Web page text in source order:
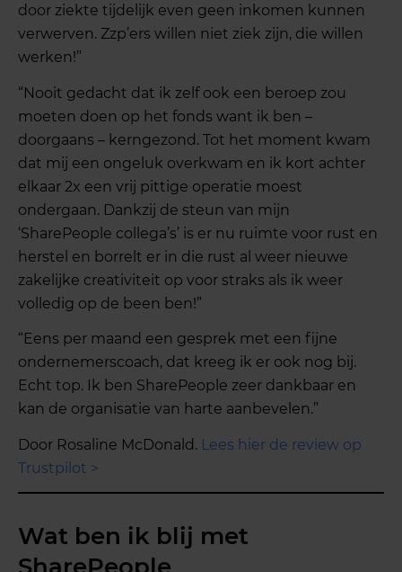
door ziekte tijdelijk even geen inkomen kunnen
verwerven. Zzp’ers willen niet ziek zijn, die willen
werken!”
“Nooit gedacht dat ik zelf ook een beroep zou
moeten doen op het fonds want ik ben –
doorgaans – kerngezond. Tot het moment kwam
dat mij een ongeluk overkwam en ik kort achter
elkaar 2x een vrij pittige operatie moest
ondergaan. Dankzij de steun van mijn
‘SharePeople collega’s’ is er nu ruimte voor rust en
herstel en borrelt er in die rust al weer nieuwe
zakelijke creativiteit op voor straks als ik weer
volledig op de been ben!”
“Eens per maand een gesprek met een fijne
ondernemerscoach, dat kreeg ik er ook nog bij.
Echt top. Ik ben SharePeople zeer dankbaar en
kan de organisatie van harte aanbevelen.”
Door Rosaline McDonald. Lees hier de review op
Trustpilot >
Wat ben ik blij met